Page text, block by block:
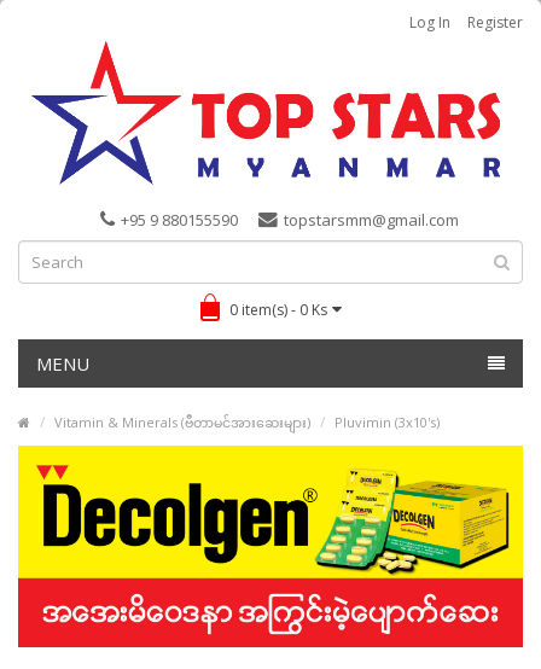
Log In Register
+95 9 880155590 topstarsmm@gmail.com
0 item(s) - 0 Ks
MENU
Vitamin & Minerals (ဗီတာမင်အားဆေးများ) Pluvimin (3x10's)